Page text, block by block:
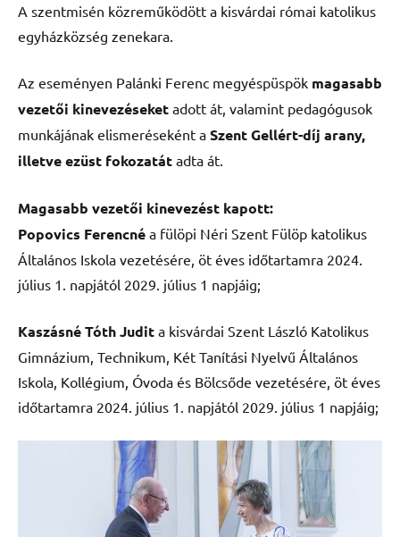
A szentmisén közreműködött a kisvárdai római katolikus
egyházközség zenekara.
Az eseményen Palánki Ferenc megyéspüspök magasabb
vezetői kinevezéseket adott át, valamint pedagógusok
munkájának elismeréseként a Szent Gellért-díj arany,
illetve ezüst fokozatát adta át.
Magasabb vezetői kinevezést kapott:
Popovics Ferencné a fülöpi Néri Szent Fülöp katolikus
Általános Iskola vezetésére, öt éves időtartamra 2024.
július 1. napjától 2029. július 1 napjáig;
Kaszásné Tóth Judit a kisvárdai Szent László Katolikus
Gimnázium, Technikum, Két Tanítási Nyelvű Általános
Iskola, Kollégium, Óvoda és Bölcsőde vezetésére, öt éves
időtartamra 2024. július 1. napjától 2029. július 1 napjáig;